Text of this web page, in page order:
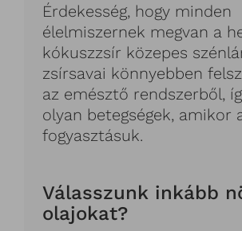
Érdekesség, hogy minden
élelmiszernek megvan a
kókuszzsír közepes
zsírsavai könnyebben
az emésztő rendszerből,
olyan betegségek, amikor
fogyasztásuk.
Válasszunk inkább
olajokat?